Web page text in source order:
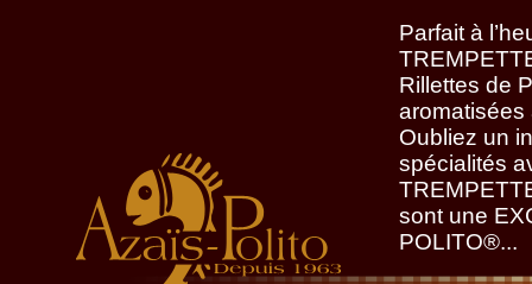
Parfait à
Rillettes de
aromatisées
Oubliez un
spécialités
sont une
POLITO®...